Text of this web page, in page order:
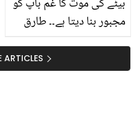
بیٹے کی موت کا غم باپ کو
مجبور بنا دیتا ہے۔۔ طارق
خالی کرسی دیکھ کر رو
پڑے
ARTICLES